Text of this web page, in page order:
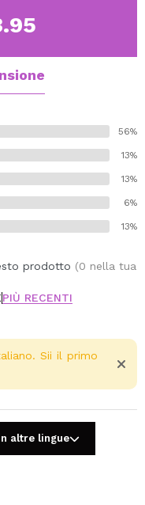
56%
13%
13%
6%
13%
prodotto (0 nella tua
PIÙ RECENTI
Sii il primo
altre lingue